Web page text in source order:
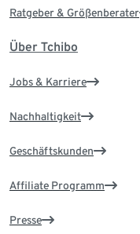
Ratgeber & Größenberater
Über Tchibo
Jobs & Karriere
Nachhaltigkeit
Geschäftskunden
Affiliate Programm
Presse